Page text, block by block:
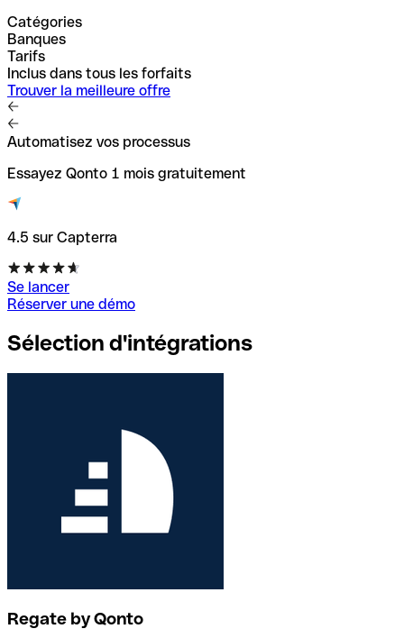
Catégories
Banques
Tarifs
Inclus dans tous les forfaits
Trouver la meilleure offre
Automatisez vos processus
Essayez Qonto 1 mois gratuitement
4.5 sur Capterra
Se lancer
Réserver une démo
Sélection d'intégrations
Regate by Qonto